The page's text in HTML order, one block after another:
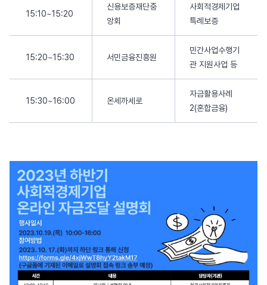
15:10~15:20
신용보증재단중
앙회
사회적경제기업
특례보증
15:20~15:30 서민금융진흥원
민간사업수행기
관 지원사업 등
15:30~16:00 온세까세로
자금활용사례
2(혼합금융)